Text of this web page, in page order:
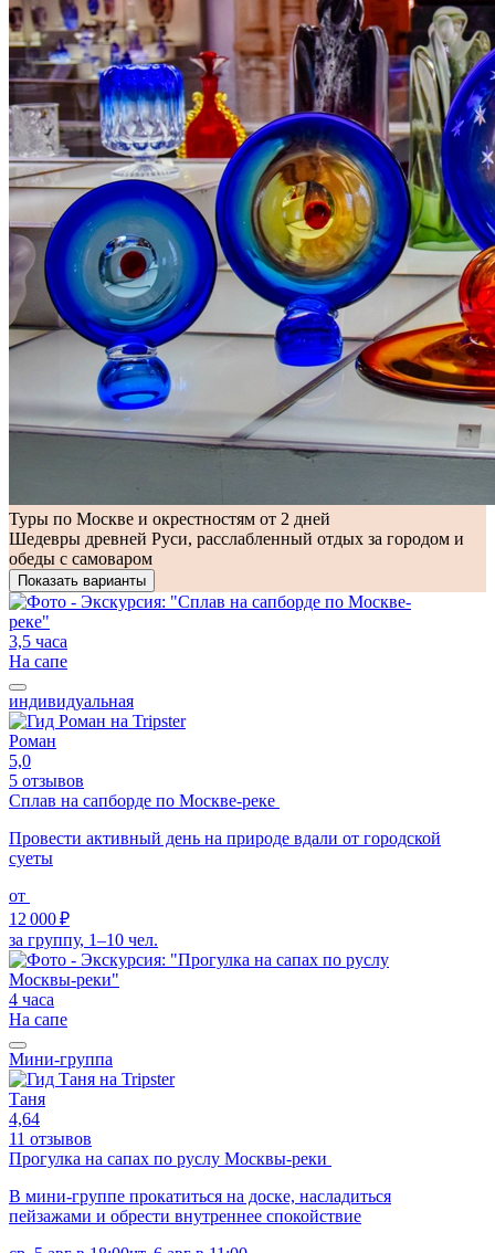
Туры по Москве и окрестностям от 2 дней
Шедевры древней Руси, расслабленный отдых за городом и
обеды с самоваром
Показать варианты
3,5 часа
На сапе
индивидуальная
Роман
5,0
5 отзывов
Сплав на сапборде по Москве-реке
Провести активный день на природе вдали от городской
суеты
от
12 000 ₽
за группу, 1–10 чел.
4 часа
На сапе
Мини-группа
Таня
4,64
11 отзывов
Прогулка на сапах по руслу Москвы-реки
В мини-группе прокатиться на доске, насладиться
пейзажами и обрести внутреннее спокойствие